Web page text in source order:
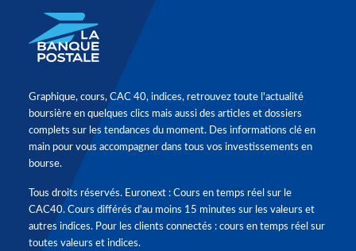
Graphique, cours, CAC 40, indices, retrouvez toute l'actualité
boursière en quelques clics mais aussi des articles et dossiers
complets sur les tendances du moment. Des informations clé en
main pour vous accompagner dans tous vos investissements en
bourse.
Tous droits réservés. Euronext : Cours en temps réel sur le
CAC40. Cours différés d'au moins 15 minutes sur les valeurs et
autres indices. Pour les clients connectés : cours en temps réel sur
toutes valeurs et indices.